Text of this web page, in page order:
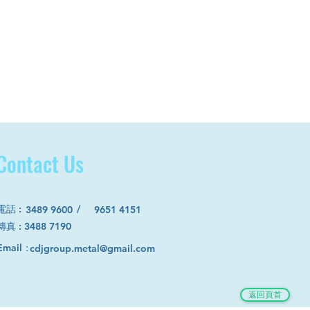
返回頁首
9651 4151
話 : /
：cdjgroup.metal@gmail.com
Us
3489 9600
真 : 3488 7190